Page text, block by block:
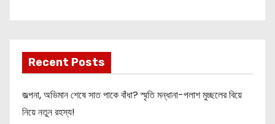
Recent Posts
জল্পনা, অভিমান শেষে সাত পাকে বাঁধা? স্মৃতি মন্ধানা-পলাশ মুচ্ছলের বিয়ে
নিয়ে নতুন রহস্য!